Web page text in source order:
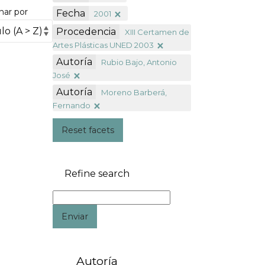
por
Fecha
2001
Procedencia
XIII Certamen de
Artes Plásticas UNED 2003
Autoría
Rubio Bajo, Antonio
José
Autoría
Moreno Barberá,
Fernando
Reset facets
Refine search
Enviar
Autoría